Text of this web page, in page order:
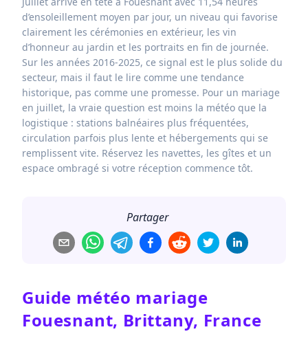
d’ensoleillement moyen par jour, un niveau qui favorise
clairement les cérémonies en extérieur, les vin
d’honneur au jardin et les portraits en fin de journée.
Sur les années 2016-2025, ce signal est le plus solide du
secteur, mais il faut le lire comme une tendance
historique, pas comme une promesse. Pour un mariage
en juillet, la vraie question est moins la météo que la
logistique : stations balnéaires plus fréquentées,
circulation parfois plus lente et hébergements qui se
remplissent vite. Réservez les navettes, les gîtes et un
espace ombragé si votre réception commence tôt.
Partager
Guide météo mariage
Fouesnant, Brittany, France